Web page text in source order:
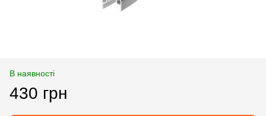
В наявності
430 грн